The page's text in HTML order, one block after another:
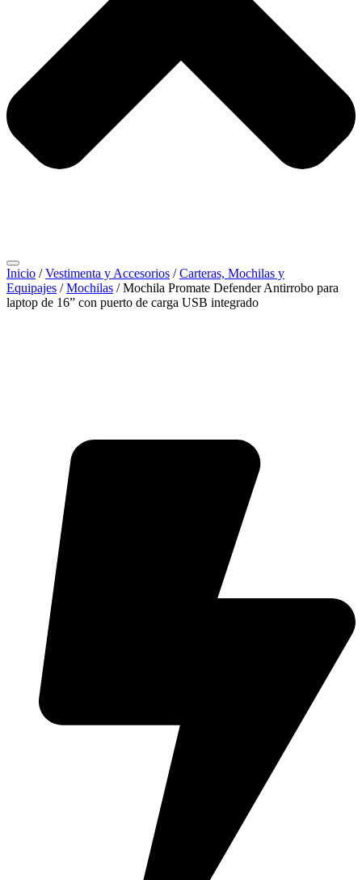
Inicio /Vestimenta y Accesorios /Carteras, Mochilas y
Equipajes /Mochilas / Mochila Promate Defender Antirrobo para
laptop de 16” con puerto de carga USB integrado